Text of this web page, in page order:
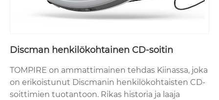
Discman henkilökohtainen CD-soitin
TOMPIRE on ammattimainen tehdas Kiinassa, joka
on erikoistunut Discmanin henkilökohtaisten CD-
soittimien tuotantoon. Rikas historia ja laaja